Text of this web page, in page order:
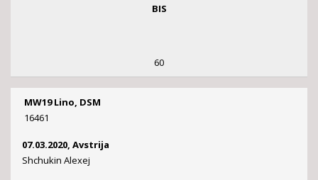
BIS
60
MW19 Lino, DSM
16461
07.03.2020, Avstrija
Shchukin Alexej